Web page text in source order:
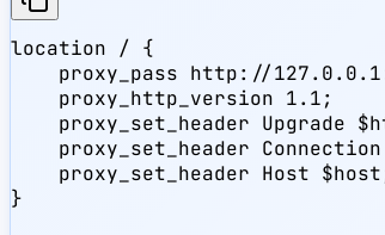
location / {
proxy_pass http://
    proxy_http_version 1.1;
proxy_set_header Upgrade
proxy_set_header Connection
proxy_set_header Host
}